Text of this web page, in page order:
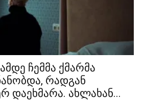
ჩემმა ქმარმა
რადგან
დაეხმარა. ახლახან...